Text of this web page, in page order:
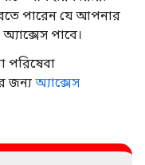
পারেন যে আপনার
পাবে।
পরিষেবা
জন্য অ্যাক্সেস